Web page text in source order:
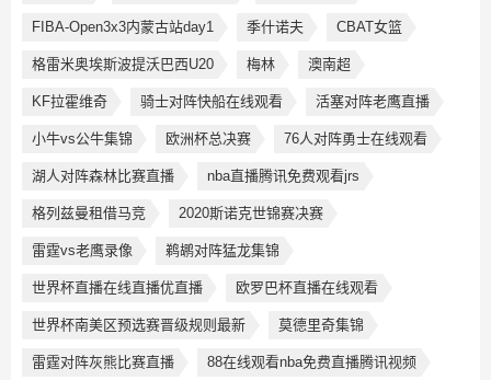
FIBA-Open3x3内蒙古站day1 季什诺夫 CBAT女篮
格雷米奥埃斯波提沃巴西U20 梅林 澳南超
KF拉霍维奇 骑士对阵快船在线观看 活塞对阵老鹰直播
小牛vs公牛集锦 欧洲杯总决赛 76人对阵勇士在线观看
湖人对阵森林比赛直播 nba直播腾讯免费观看jrs
格列兹曼租借马竞 2020斯诺克世锦赛决赛
雷霆vs老鹰录像 鹈鹕对阵猛龙集锦
世界杯直播在线直播优直播 欧罗巴杯直播在线观看
世界杯南美区预选赛晋级规则最新 莫德里奇集锦
雷霆对阵灰熊比赛直播 88在线观看nba免费直播腾讯视频